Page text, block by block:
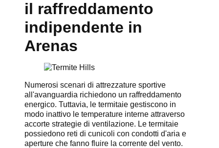
il raffreddamento
indipendente in
Arenas
Numerosi scenari di attrezzature sportive
all'avanguardia richiedono un raffreddamento
energico. Tuttavia, le termitaie gestiscono in
modo inattivo le temperature interne attraverso
accorte strategie di ventilazione. Le termitaie
possiedono reti di cunicoli con condotti d'aria e
aperture che fanno fluire la corrente del vento.